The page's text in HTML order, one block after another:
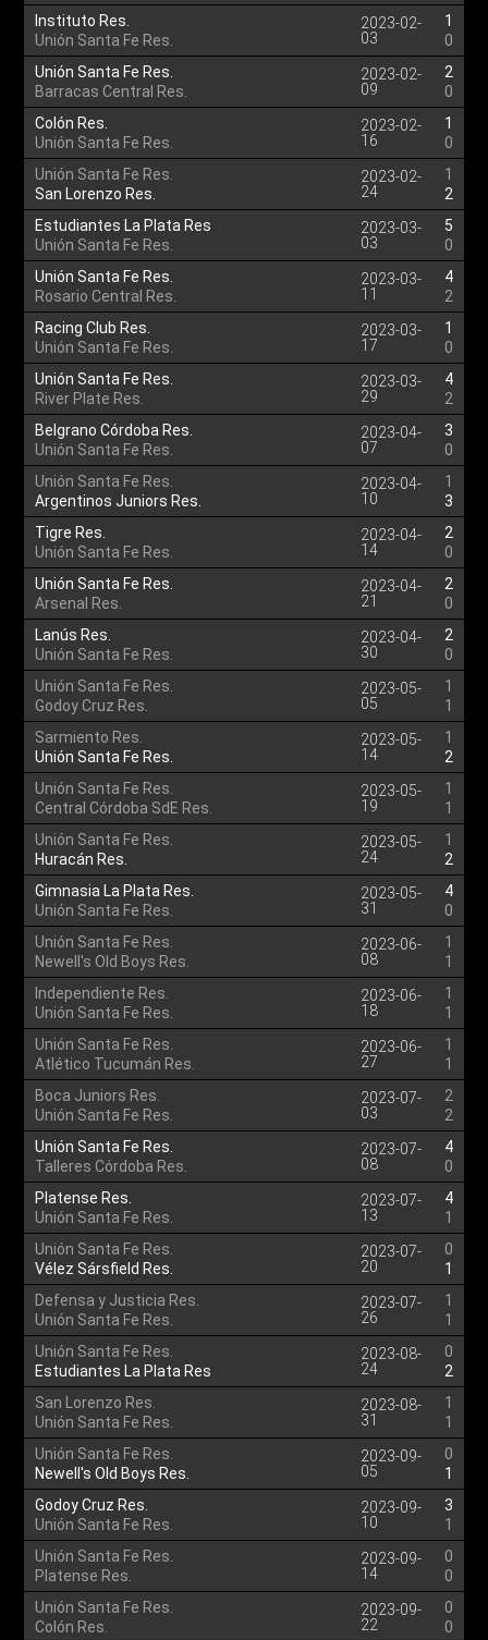
Instituto Res.
Unión Santa Fe Res.
2023-02-
03
1
0
Unión Santa Fe Res.
Barracas Central Res.
2023-02-
09
2
0
Colón Res.
Unión Santa Fe Res.
2023-02-
16
1
0
Unión Santa Fe Res.
San Lorenzo Res.
2023-02-
24
1
2
Estudiantes La Plata Res
Unión Santa Fe Res.
2023-03-
03
5
0
Unión Santa Fe Res.
Rosario Central Res.
2023-03-
11
4
2
Racing Club Res.
Unión Santa Fe Res.
2023-03-
17
1
0
Unión Santa Fe Res.
River Plate Res.
2023-03-
29
4
2
Belgrano Córdoba Res.
Unión Santa Fe Res.
2023-04-
07
3
0
Unión Santa Fe Res.
Argentinos Juniors Res.
2023-04-
10
1
3
Tigre Res.
Unión Santa Fe Res.
2023-04-
14
2
0
Unión Santa Fe Res.
Arsenal Res.
2023-04-
21
2
0
Lanús Res.
Unión Santa Fe Res.
2023-04-
30
2
0
Unión Santa Fe Res.
Godoy Cruz Res.
2023-05-
05
1
1
Sarmiento Res.
Unión Santa Fe Res.
2023-05-
14
1
2
Unión Santa Fe Res.
Central Córdoba SdE Res.
2023-05-
19
1
1
Unión Santa Fe Res.
Huracán Res.
2023-05-
24
1
2
Gimnasia La Plata Res.
Unión Santa Fe Res.
2023-05-
31
4
0
Unión Santa Fe Res.
Newell's Old Boys Res.
2023-06-
08
1
1
Independiente Res.
Unión Santa Fe Res.
2023-06-
18
1
1
Unión Santa Fe Res.
Atlético Tucumán Res.
2023-06-
27
1
1
Boca Juniors Res.
Unión Santa Fe Res.
2023-07-
03
2
2
Unión Santa Fe Res.
Talleres Córdoba Res.
2023-07-
08
4
0
Platense Res.
Unión Santa Fe Res.
2023-07-
13
4
1
Unión Santa Fe Res.
Vélez Sársfield Res.
2023-07-
20
0
1
Defensa y Justicia Res.
Unión Santa Fe Res.
2023-07-
26
1
1
Unión Santa Fe Res.
Estudiantes La Plata Res
2023-08-
24
0
2
San Lorenzo Res.
Unión Santa Fe Res.
2023-08-
31
1
1
Unión Santa Fe Res.
Newell's Old Boys Res.
2023-09-
05
0
1
Godoy Cruz Res.
Unión Santa Fe Res.
2023-09-
10
3
1
Unión Santa Fe Res.
Platense Res.
2023-09-
14
0
0
Unión Santa Fe Res.
Colón Res.
2023-09-
22
0
0